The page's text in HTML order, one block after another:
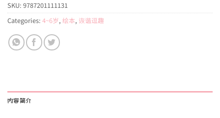
SKU: 9787201111131
Categories: 4~6岁, 绘本, 诙谐逗趣
内容简介